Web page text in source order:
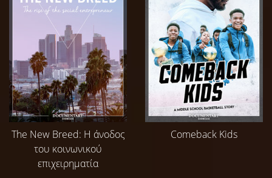
The New Breed: Η άνοδος
του κοινωνικού
επιχειρηματία
Comeback Kids